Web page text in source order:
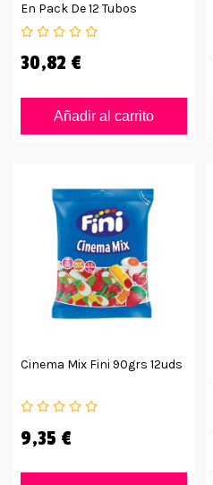
En Pack De 12 Tubos
30,82 €
Añadir al carrito
Cinema Mix Fini 90grs 12uds
9,35 €